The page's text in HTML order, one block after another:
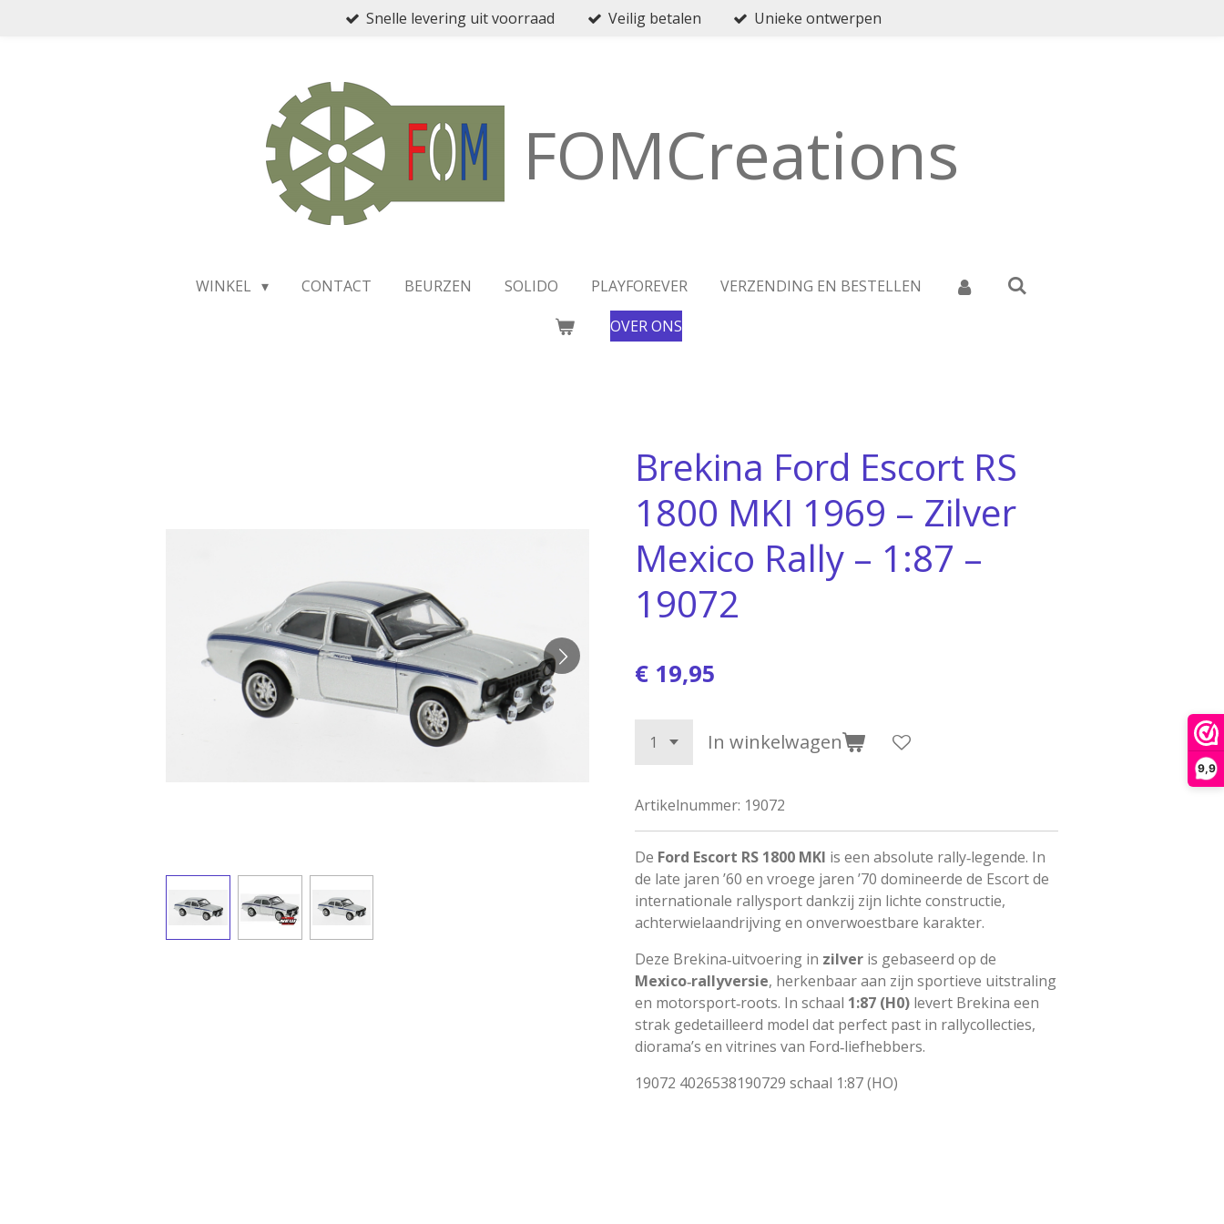
9,9
Snelle levering uit voorraad Veilig betalen Unieke ontwerpen
FOMCreations
WINKEL CONTACT BEURZEN SOLIDO PLAYFOREVER
VERZENDING EN BESTELLEN
OVER ONS
Brekina Ford Escort RS
1800 MKI 1969 – Zilver
Mexico Rally – 1:87 –
19072
€ 19,95
In winkelwagen
Artikelnummer: 19072
De Ford Escort RS 1800 MKI is een absolute rally‑legende. In
de late jaren ’60 en vroege jaren ’70 domineerde de Escort de
internationale rallysport dankzij zijn lichte constructie,
achterwielaandrijving en onverwoestbare karakter.
Deze Brekina‑uitvoering in zilver is gebaseerd op de
Mexico‑rallyversie, herkenbaar aan zijn sportieve uitstraling
en motorsport‑roots. In schaal 1:87 (H0) levert Brekina een
strak gedetailleerd model dat perfect past in rallycollecties,
diorama’s en vitrines van Ford‑liefhebbers.
19072 4026538190729 schaal 1:87 (HO)